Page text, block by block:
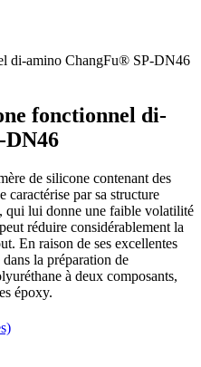
di-amino ChangFu® SP-DN46
fonctionnel di-
de silicone contenant des
caractérise par sa structure
qui lui donne une faible volatilité
réduire considérablement la
En raison de ses excellentes
la préparation de
à deux composants,
époxy.